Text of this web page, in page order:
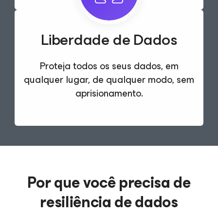
Liberdade de Dados
Proteja todos os seus dados,em
qualquer lugar, de qualquer modo, sem
aprisionamento.
Por que você precisa de
resiliência de dados